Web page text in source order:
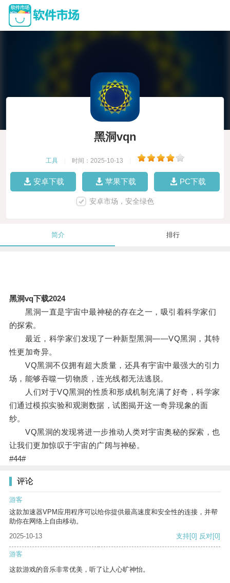
黑洞vqn
工具 时间：2025-10-13
安卓下载 苹果下载 PC下载
安卓市场，安全绿色
简介 排行
黑洞vq下载2024
黑洞一直是宇宙中最神秘的存在之一，吸引着科学家们
的探索。
最近，科学家们发现了一种新型黑洞——VQ黑洞，其特
性更加奇异。
VQ黑洞不仅拥有超大质量，还具有宇宙中最强大的引力
场，能够吞噬一切物质，连光线都无法逃脱。
人们对于VQ黑洞的性质和形成机制充满了好奇，科学家
们通过模拟实验和观测数据，试图揭开这一奇异现象的面
纱。
VQ黑洞的发现将进一步推动人类对宇宙奥秘的探索，也
让我们更加惊叹于宇宙的广阔与神秘。
#44#
评论
游客
这款加速器VPM应用程序可以给你提供最高速度和安全性的连接，并帮
助你在网络上自由移动。
2025-10-13
支持[0] 反对[0]
游客
这款游戏的音乐非常优美，听了让人心旷神怡。